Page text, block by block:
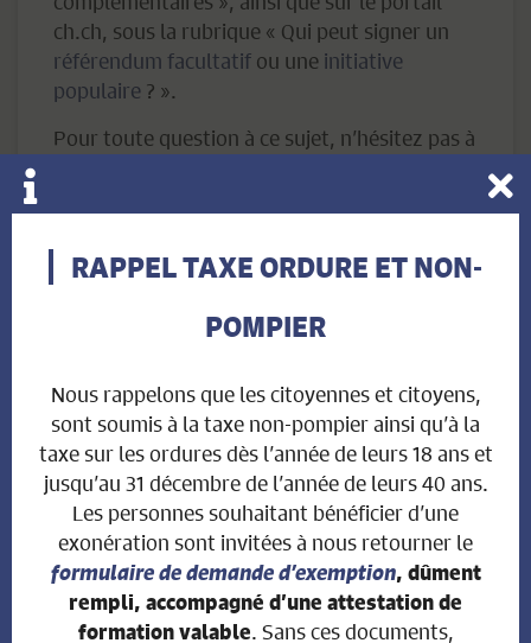
ch.ch, sous la rubrique « Qui peut signer un
référendum facultatif ou une initiative
populaire ? ».
Pour toute question à ce sujet, n’hésitez pas à
Voir toutes les actualités
INFOS ADMINISTRATION
RAPPEL TAXE ORDURE ET NON-
POMPIER
Nous rappelons que les citoyennes et citoyens,
sont soumis à la taxe non-pompier ainsi qu’à la
taxe sur les ordures dès l’année de leurs 18 ans et
jusqu’au 31 décembre de l’année de leurs 40 ans.
Les personnes souhaitant bénéficier d’une
exonération sont invitées à nous retourner le
formulaire de demande d’exemption, dûment
rempli, accompagné d’une attestation de
formation valable. Sans ces documents,